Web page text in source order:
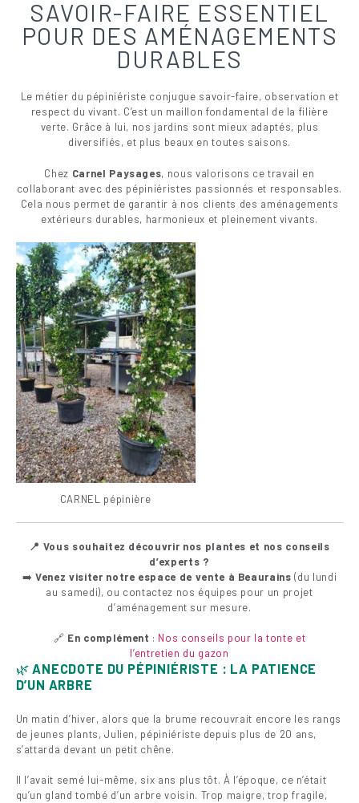
SAVOIR-FAIRE ESSENTIEL
POUR DES AMÉNAGEMENTS
DURABLES
Le métier du pépiniériste conjugue savoir-faire, observation et
respect du vivant. C’est un maillon fondamental de la filière
verte. Grâce à lui, nos jardins sont mieux adaptés, plus
diversifiés, et plus beaux en toutes saisons.
Chez Carnel Paysages, nous valorisons ce travail en
collaborant avec des pépiniéristes passionnés et responsables.
Cela nous permet de garantir à nos clients des aménagements
extérieurs durables, harmonieux et pleinement vivants.
CARNEL pépinière
📍 Vous souhaitez découvrir nos plantes et nos conseils
d’experts ?
➡️Venez visiter notre espace de vente à Beaurains (du lundi
au samedi), ou contactez nos équipes pour un projet
d’aménagement sur mesure.
🔗 En complément : Nos conseils pour la tonte et
l’entretien du gazon
🌿ANECDOTE DU PÉPINIÉRISTE : LA PATIENCE
D’UN ARBRE
Un matin d’hiver, alors que la brume recouvrait encore les rangs
de jeunes plants, Julien, pépiniériste depuis plus de 20 ans,
s’attarda devant un petit chêne.
Il l’avait semé lui-même, six ans plus tôt. À l’époque, ce n’était
qu’un gland tombé d’un arbre voisin. Trop maigre, trop fragile,